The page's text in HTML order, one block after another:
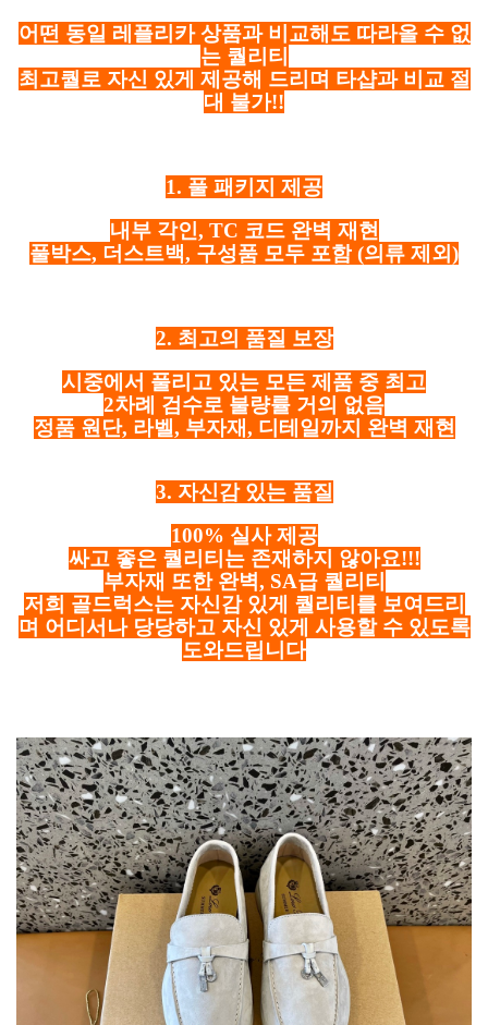
어떤 동일 레플리카 상품과 비교해도 따라올 수 없
는 퀄리티
최고퀄로 자신 있게 제공해 드리며 타샵과 비교 절
대 불가!!
1. 풀 패키지 제공
내부 각인, TC 코드 완벽 재현
풀박스, 더스트백, 구성품 모두 포함 (의류 제외)
2. 최고의 품질 보장
시중에서 풀리고 있는 모든 제품 중 최고
2차례 검수로 불량률 거의 없음
정품 원단, 라벨, 부자재, 디테일까지 완벽 재현
3. 자신감 있는 품질
100% 실사 제공
싸고 좋은 퀄리티는 존재하지 않아요!!!
부자재 또한 완벽, SA급 퀄리티
저희 골드럭스는 자신감 있게 퀄리티를 보여드리
며 어디서나 당당하고 자신 있게 사용할 수 있도록
도와드립니다